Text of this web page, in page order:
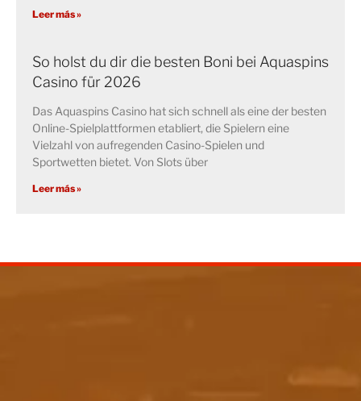
Leer más »
So holst du dir die besten Boni bei Aquaspins
Casino für 2026
Das Aquaspins Casino hat sich schnell als eine der besten
Online-Spielplattformen etabliert, die Spielern eine
Vielzahl von aufregenden Casino-Spielen und
Sportwetten bietet. Von Slots über
Leer más »